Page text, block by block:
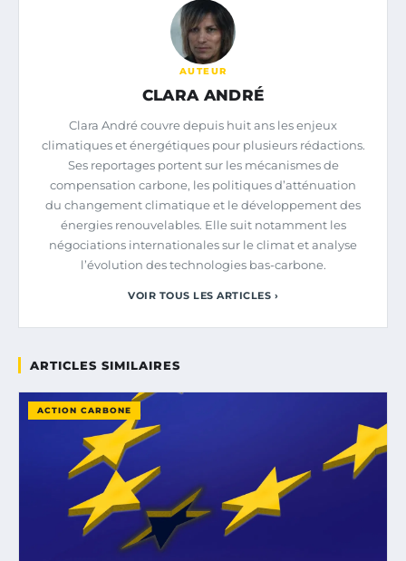
AUTEUR
CLARA ANDRÉ
Clara André couvre depuis huit ans les enjeux
climatiques et énergétiques pour plusieurs rédactions.
Ses reportages portent sur les mécanismes de
compensation carbone, les politiques d’atténuation
du changement climatique et le développement des
énergies renouvelables. Elle suit notamment les
négociations internationales sur le climat et analyse
l’évolution des technologies bas-carbone.
VOIR TOUS LES ARTICLES ›
ARTICLES SIMILAIRES
ACTION CARBONE